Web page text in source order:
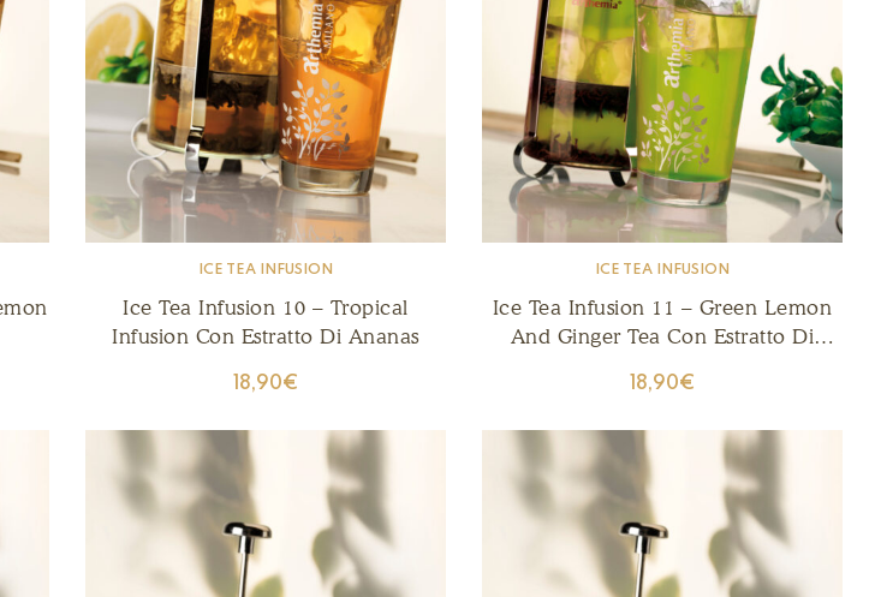
ICE TEA INFUSION
Ice Tea Infusion 10 – Tropical
Infusion Con Estratto Di Ananas
18,90€
ICE TEA INFUSION
Ice Tea Infusion 11 – Green Lemon
And Ginger Tea Con Estratto Di
18,90€